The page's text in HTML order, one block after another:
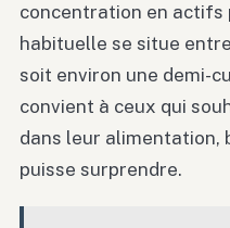
concentration en actifs
habituelle se situe entre
soit environ une demi-
convient à ceux qui
dans leur alimentation,
puisse surprendre.